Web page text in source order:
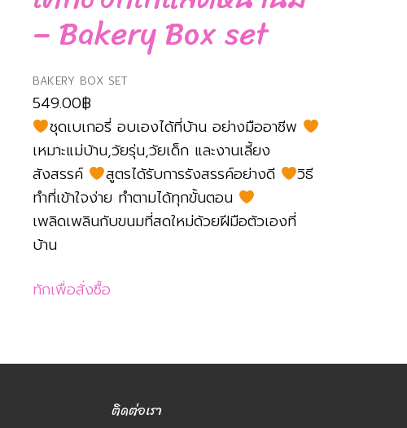
– Bakery Box set
BAKERY BOX SET
549.00฿
ชุดเบเกอรี่ อบเองได้ที่บ้าน อย่างมืออาชีพ
เหมาะแม่บ้าน,วัยรุ่น,วัยเด็ก และงานเลี้ยง
สังสรรค์
สูตรได้รับการรังสรรค์อย่างดี
วิธี
ทำที่เข้าใจง่าย ทำตามได้ทุกขั้นตอน
เพลิดเพลินกับขนมที่สดใหม่ด้วยฝีมือตัวเองที่
บ้าน
ทักเพื่อสั่งซื้อ
ติดต่อเรา